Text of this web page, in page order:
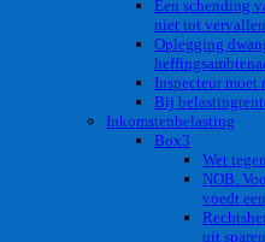
Een schending
niet tot
Oplegging
Inspecteur
Bij
Inkomstenbelasting
Box3
Wet
NOB.
voedt
uit